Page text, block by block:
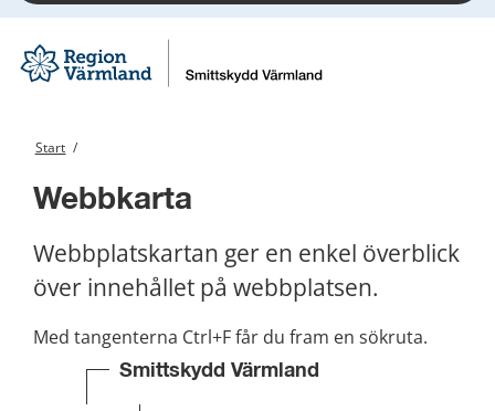
Start /
Webbkarta
Webbplatskartan ger en enkel överblick
över innehållet på webbplatsen.
Med tangenterna Ctrl+F får du fram en sökruta.
Smittskydd Värmland